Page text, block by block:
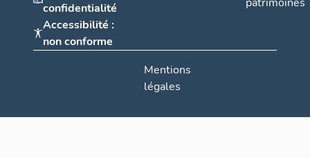
confidentialité
Accessibilité :
non conforme
Mentions
légales